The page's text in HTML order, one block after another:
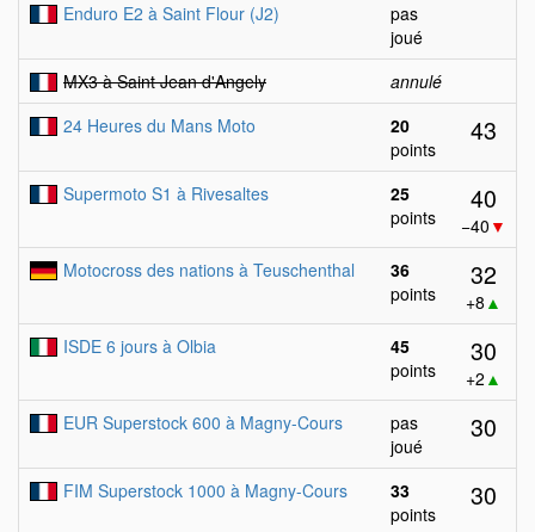
Enduro E2 à Saint Flour (J2)
pas
joué
MX3 à Saint Jean d'Angely
annulé
24 Heures du Mans Moto
20
points
43
Supermoto S1 à Rivesaltes
25
points
40
−40 ▼
Motocross des nations à Teuschenthal
36
points
32
+8 ▲
ISDE 6 jours à Olbia
45
points
30
+2 ▲
EUR Superstock 600 à Magny-Cours
pas
joué
30
FIM Superstock 1000 à Magny-Cours
33
points
30